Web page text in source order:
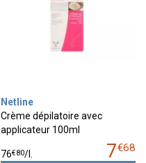
Netline
Crème dépilatoire avec
applicateur 100ml
7€68
76€80/